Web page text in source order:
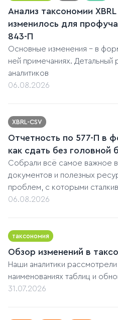
Анализ таксономии
изменилось для
843-П
Основные изменения - в
ней примечаниях. Детальный
аналитиков
06.08.2026
XBRL-CSV
Отчетность по 577-П в
как сдать без головной
Собрали всё самое важное
документов и полезных
проблем, с которыми
06.08.2026
таксономия
Обзор изменений в
Наши аналитики
наименованиях таблиц и
31.07.2026